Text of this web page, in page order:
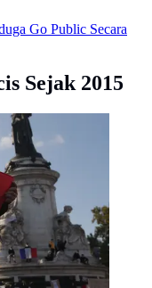
Go Public Secara
Sejak 2015